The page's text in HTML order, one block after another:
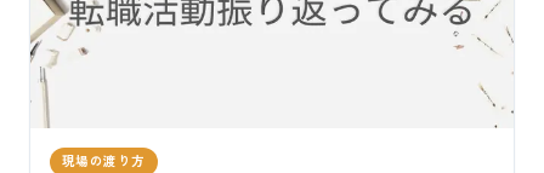
現場の渡り方